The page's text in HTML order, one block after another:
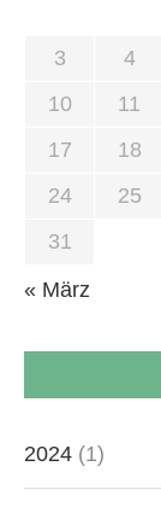
3
4
10
11
17
18
24
25
31
« März
2024 (1)